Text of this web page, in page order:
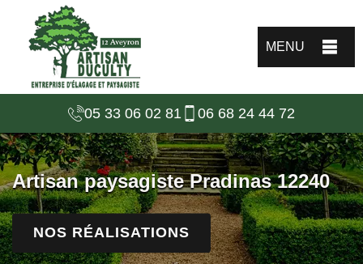
MENU
05 33 06 02 81 06 68 24 44 72
Artisan paysagiste Pradinas 12240
NOS RÉALISATIONS